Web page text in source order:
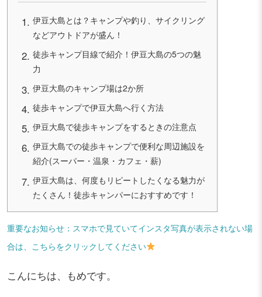
伊豆大島とは？キャンプや釣り、サイクリング
などアウトドアが盛ん！
徒歩キャンプ目線で紹介！伊豆大島の5つの魅
力
伊豆大島のキャンプ場は2か所
徒歩キャンプで伊豆大島へ行く方法
伊豆大島で徒歩キャンプをするときの注意点
伊豆大島での徒歩キャンプで便利な周辺施設を
紹介(スーパー・温泉・カフェ・薪)
伊豆大島は、何度もリピートしたくなる魅力が
たくさん！徒歩キャンパーにおすすめです！
重要なお知らせ：スマホで見ていてインスタ写真が表示されない場
合は、こちらをクリックしてください
こんにちは、もめです。